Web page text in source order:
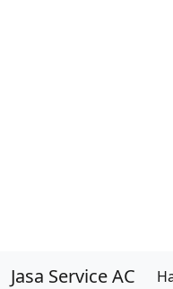
Jasa Service AC